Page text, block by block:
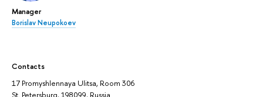
Manager
Borislav Neupokoev
Contacts
17 Promyshlennaya Ulitsa, Room 306
St. Petersburg, 198099, Russia